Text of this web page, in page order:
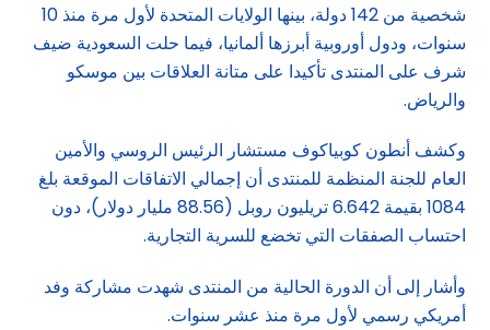
شخصية من 142 دولة، بينها الولايات المتحدة لأول مرة منذ 10
سنوات، ودول أوروبية أبرزها ألمانيا، فيما حلت السعودية ضيف
شرف على المنتدى تأكيدا على متانة العلاقات بين موسكو
والرياض.
وكشف أنطون كوبياكوف مستشار الرئيس الروسي والأمين
العام للجنة المنظمة للمنتدى أن إجمالي الاتفاقات الموقعة بلغ
1084 بقيمة 6.642 تريليون روبل (88.56 مليار دولار)، دون
احتساب الصفقات التي تخضع للسرية التجارية.
وأشار إلى أن الدورة الحالية من المنتدى شهدت مشاركة وفد
أمريكي رسمي لأول مرة منذ عشر سنوات.